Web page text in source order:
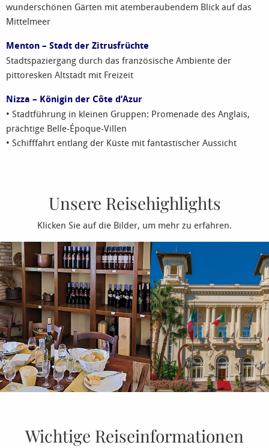
wunderschönen Gärten mit atemberaubendem Blick auf das
Mittelmeer
Menton – Stadt der Zitrusfrüchte
Stadtspaziergang durch das französische Ambiente der
pittoresken Altstadt mit Freizeit
Nizza – Königin der Côte d’Azur
• Stadtführung in kleinen Gruppen: Promenade des Anglais,
prächtige Belle-Époque-Villen
• Schifffahrt entlang der Küste mit fantastischer Aussicht
Unsere Reisehighlights
Klicken Sie auf die Bilder, um mehr zu erfahren.
Wichtige Reiseinformationen